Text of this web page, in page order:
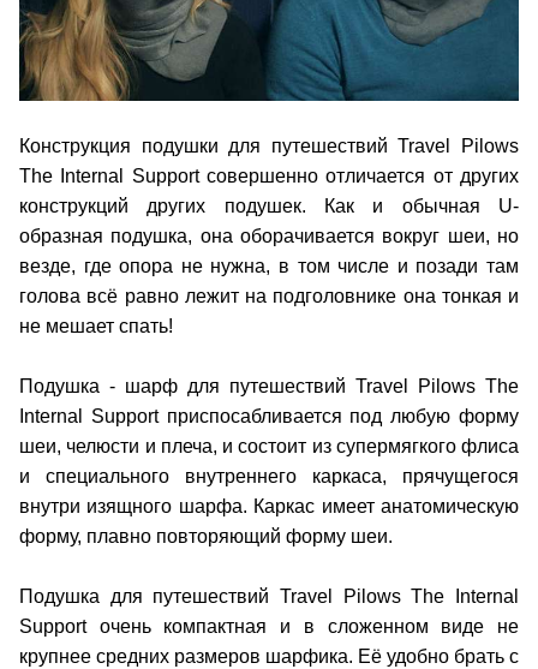
Конструкция подушки для путешествий Travel Pilows
The Internal Support совершенно отличается от других
конструкций других подушек. Как и обычная U-
образная подушка, она оборачивается вокруг шеи, но
везде, где опора не нужна, в том числе и позади там
голова всё равно лежит на подголовнике она тонкая и
не мешает спать!
Подушка - шарф для путешествий Travel Pilows The
Internal Support приспосабливается под любую форму
шеи, челюсти и плеча, и состоит из супермягкого флиса
и специального внутреннего каркаса, прячущегося
внутри изящного шарфа. Каркас имеет анатомическую
форму, плавно повторяющий форму шеи.
Подушка для путешествий Travel Pilows The Internal
Support очень компактная и в сложенном виде не
крупнее средних размеров шарфика. Её удобно брать с